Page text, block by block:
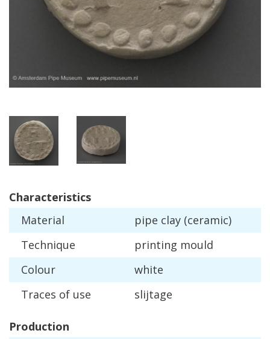
Characteristics
Material
pipe clay (ceramic)
Technique
printing mould
Colour
white
Traces of use slijtage
Production